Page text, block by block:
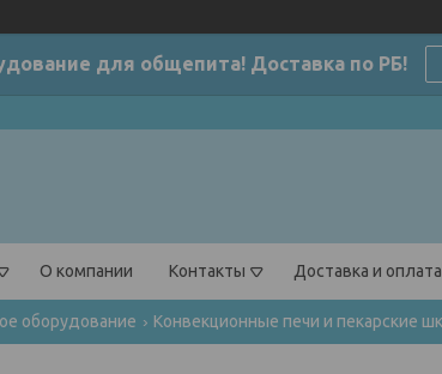
для общепита! Доставка по РБ!
О компании Контакты Доставка и оплата
оборудование Конвекционные печи и пекарские